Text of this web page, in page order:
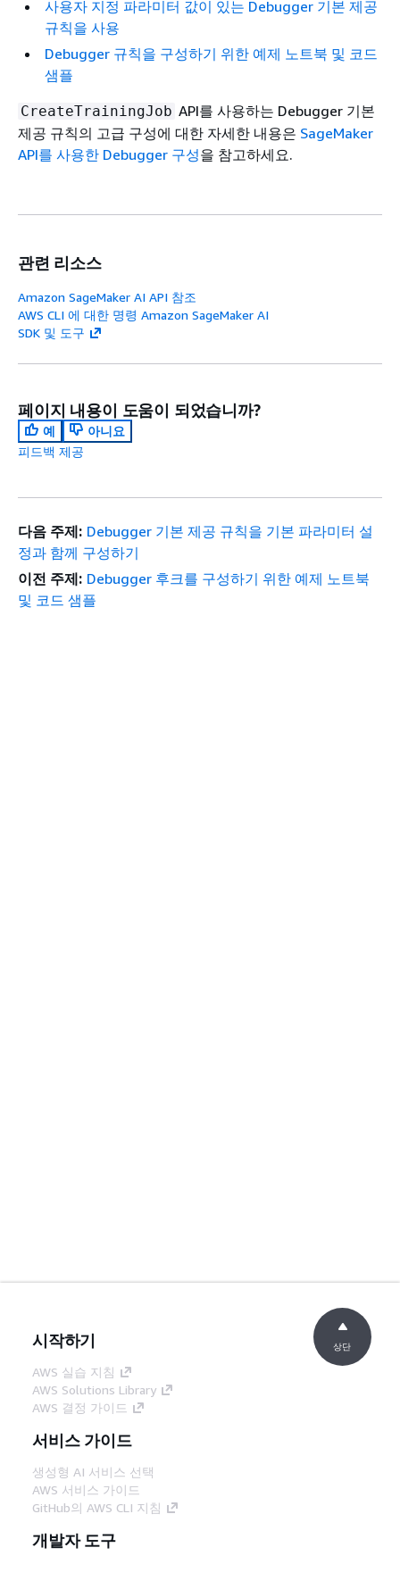
사용자 지정 파라미터 값이 있는 Debugger 기본 제공
규칙을 사용
Debugger 규칙을 구성하기 위한 예제 노트북 및 코드
샘플
CreateTrainingJob API를 사용하는 Debugger 기본
제공 규칙의 고급 구성에 대한 자세한 내용은 SageMaker
API를 사용한 Debugger 구성을 참고하세요.
관련 리소스
Amazon SageMaker AI API 참조
AWS CLI 에 대한 명령 Amazon SageMaker AI
SDK 및 도구
페이지 내용이 도움이 되었습니까?
예
아니요
피드백 제공
다음 주제: Debugger 기본 제공 규칙을 기본 파라미터 설
정과 함께 구성하기
이전 주제: Debugger 후크를 구성하기 위한 예제 노트북
및 코드 샘플
시작하기
AWS 실습 지침
AWS Solutions Library
AWS 결정 가이드
서비스 가이드
생성형 AI 서비스 선택
AWS 서비스 가이드
GitHub의 AWS CLI 지침
개발자 도구
상단